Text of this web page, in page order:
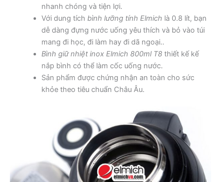
nhanh chóng và tiện lợi.
Với dung tích bình lưỡng tính Elmich là 0.8 lít, bạn
dễ dàng đựng nước uống yêu thích và bỏ vào túi
mang đi học, đi làm hay đi dã ngoại..
Bình giữ nhiệt inox Elmich 800ml T8thiết kế kế
nắp bình có thể làm cốc uống nước.
Sản phẩm được chứng nhận an toàn cho sức
khỏe theo tiêu chuẩn Châu Âu.